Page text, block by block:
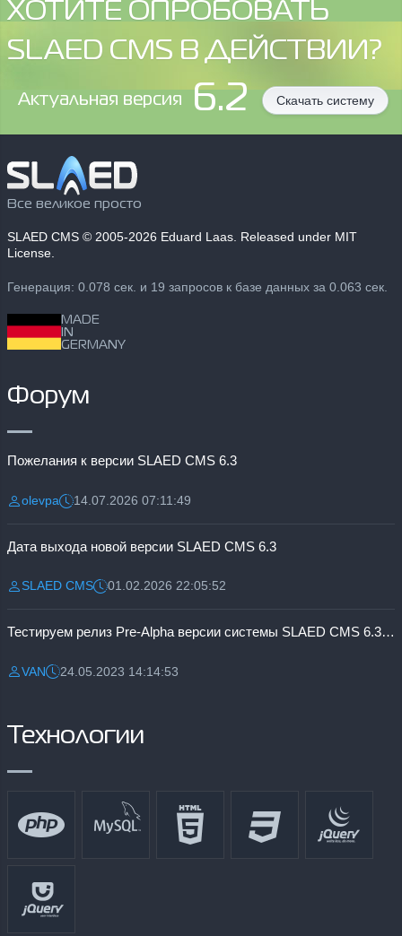
ХОТИТЕ ОПРОБОВАТЬ
SLAED CMS В ДЕЙСТВИИ?
Aктуальная версия 6.2 Скачать систему
Все великое просто
SLAED CMS © 2005-2026 Eduard Laas. Released under MIT
License.
Генерация: 0.078 сек. и 19 запросов к базе данных за 0.063 сек.
MADE
IN
GERMANY
Форум
Пожелания к версии SLAED CMS 6.3
Разместил:
olevpaДата:14.07.2026 07:11:49
Дата выхода новой версии SLAED CMS 6.3
Разместил:
SLAED CMSДата:01.02.2026 22:05:52
Тестируем релиз Pre-Alpha версии системы SLAED CMS 6.3 Pro
Разместил:
VANДата:24.05.2023 14:14:53
Технологии